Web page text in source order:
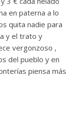
en paterna a lo
quita nadie para
y el trato y
vergonzoso ,
del pueblo y en
piensa más